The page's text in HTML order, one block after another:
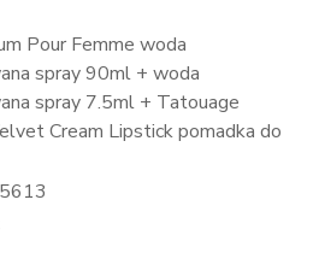
Pour Femme woda
spray 90ml + woda
spray 7.5ml + Tatouage
Cream Lipstick pomadka do